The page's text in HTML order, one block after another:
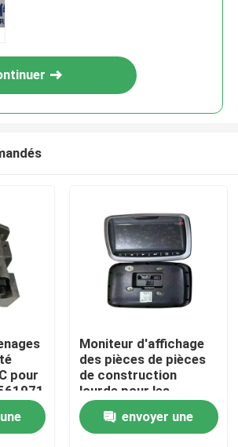
pour
Moniteur d'affichage
des pièces de pièces
de construction
lourde pour les
excavateurs 300426-
00175 pour Doosan
DX500
envoyer une